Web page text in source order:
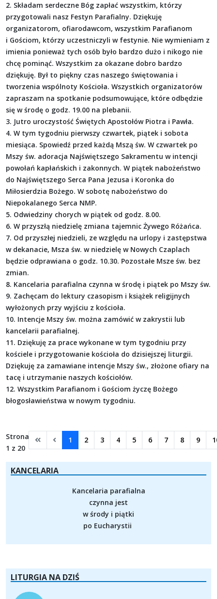
2. Składam serdeczne Bóg zapłać wszystkim, którzy
przygotowali nasz Festyn Parafialny. Dziękuję
organizatorom, ofiarodawcom, wszystkim Parafianom
i Gościom, którzy uczestniczyli w festynie. Nie wymieniam z
imienia ponieważ tych osób było bardzo dużo i nikogo nie
chcę pominąć. Wszystkim za okazane dobro bardzo
dziękuję. Był to piękny czas naszego świętowania i
tworzenia wspólnoty Kościoła. Wszystkich organizatorów
zapraszam na spotkanie podsumowujące, które odbędzie
się w środę o godz. 19.00 na plebanii.
3. Jutro uroczystość Świętych Apostołów Piotra i Pawła.
4. W tym tygodniu pierwszy czwartek, piątek i sobota
miesiąca. Spowiedź przed każdą Mszą św. W czwartek po
Mszy św. adoracja Najświętszego Sakramentu w intencji
powołań kapłańskich i zakonnych. W piątek nabożeństwo
do Najświętszego Serca Pana Jezusa i Koronka do
Miłosierdzia Bożego. W sobotę nabożeństwo do
Niepokalanego Serca NMP.
5. Odwiedziny chorych w piątek od godz. 8.00.
6. W przyszłą niedzielę zmiana tajemnic Żywego Różańca.
7. Od przyszłej niedzieli, ze względu na urlopy i zastępstwa
w dekanacie, Msza św. w niedzielę w Nowych Czaplach
będzie odprawiana o godz. 10.30. Pozostałe Msze św. bez
zmian.
8. Kancelaria parafialna czynna w środę i piątek po Mszy św.
9. Zachęcam do lektury czasopism i książek religijnych
wyłożonych przy wyjściu z kościoła.
10. Intencje Mszy św. można zamówić w zakrystii lub
kancelarii parafialnej.
11. Dziękuję za prace wykonane w tym tygodniu przy
kościele i przygotowanie kościoła do dzisiejszej liturgii.
Dziękuję za zamawiane intencje Mszy św., złożone ofiary na
tacę i utrzymanie naszych kościołów.
12. Wszystkim Parafianom i Gościom życzę Bożego
błogosławieństwa w nowym tygodniu.
Strona
1 z 20
1 2 3 4 5 6 7 8 9
KANCELARIA
Kancelaria parafialna
czynna jest
w środy i piątki
po Eucharystii
LITURGIA NA DZIŚ